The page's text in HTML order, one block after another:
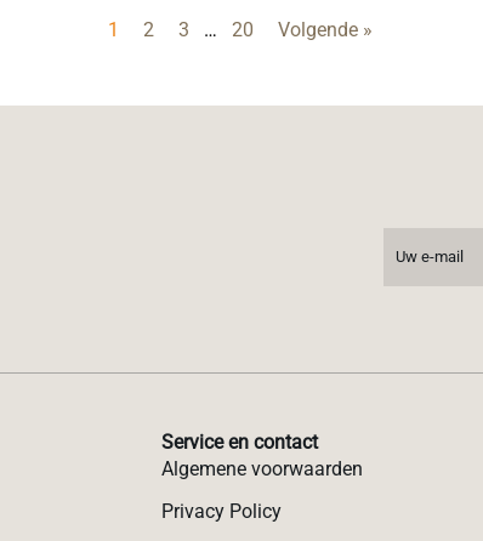
1 2 3 … 20 Volgende »
Service en contact
Algemene voorwaarden
Privacy Policy